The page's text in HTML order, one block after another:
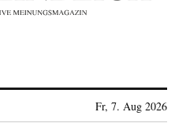
Fr, 7. Aug 2026